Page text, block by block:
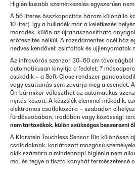
Higiénikusabb szemétkezelés egyszerűen
A 56 literes összkapacitás három különálló
10 liter), így a hulladék már a keletkezés
maradék, külön az újrahasznosítható
erőfeszítés nélkül. A rozsdamentes acél ház
nedves kendővel: zsírfoltok és ujjlenyomatok
Az infravörös szenzor 30–60 cm távolságból
automatikusan kinyitja a fedelet; 7
csukódik – a Soft-Close rendszer
vagy csattanás sem zavarja meg a csendet.
Ön bármikor választhat az automatikus
nyitás között. A készülék elemmel működik,
elektromos csatlakozóra – szabadon
fürdőszobában, irodában vagy közösségi
nem tartozékok, külön szükséges beszerezni
A Klarstein Touchless Sensor Bin különösen
családoknak, korlátozott mozgású
akik számára a mindennapi higiénia nem
ma, és tegye a tiszta konyhát természetessé